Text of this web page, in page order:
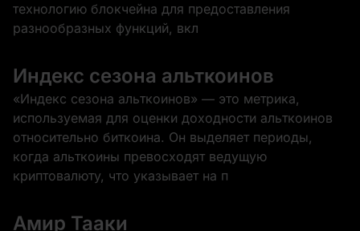
технологию блокчейна для предоставления
разнообразных функций, вкл
Индекс сезона альткоинов
«Индекс сезона альткоинов» — это метрика,
используемая для оценки доходности альткоинов
относительно биткоина. Он выделяет периоды,
когда альткоины превосходят ведущую
криптовалюту, что указывает на п
Амир Тааки